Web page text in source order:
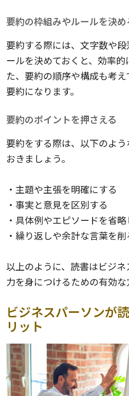
要約の枠組みやルールを決め
要約する際には、文字数や
ールを決めておくと、効率的
た、要約の順序や構成も考
要約になります。
要約のポイントを押さえる
要約をする際は、以下のよ
おきましょう。
・主題や主張を明確にする
・事実と意見を区別する
・具体例やエピソードを省
・繰り返しや余計な言葉を削
以上のように、読書はビジ
力を身につけるための有効な
ビジネスパーソンが
リット